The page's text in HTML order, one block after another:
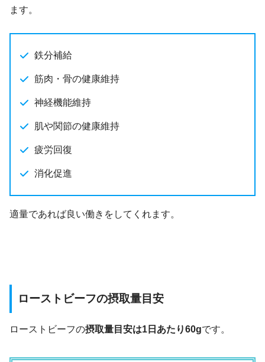
ます。
鉄分補給
筋肉・骨の健康維持
神経機能維持
肌や関節の健康維持
疲労回復
消化促進
適量であれば良い働きをしてくれます。
ローストビーフの摂取量目安
ローストビーフの摂取量目安は1日あたり60gです。